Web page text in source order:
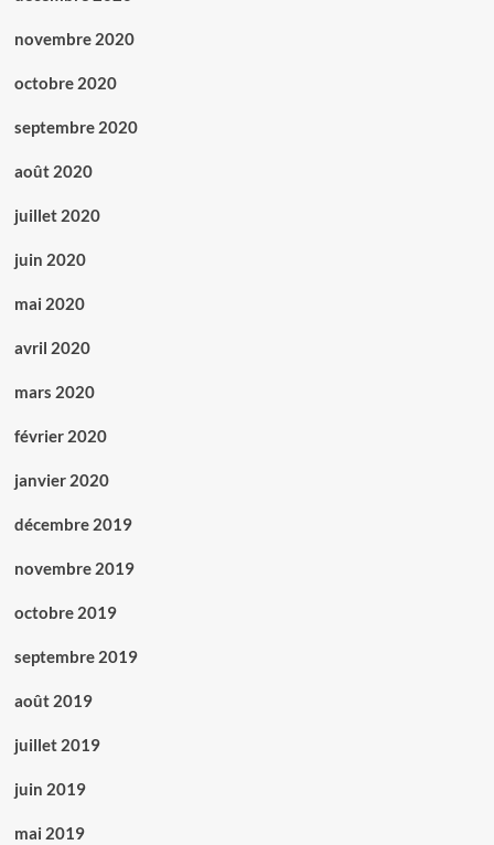
novembre 2020
octobre 2020
septembre 2020
août 2020
juillet 2020
juin 2020
mai 2020
avril 2020
mars 2020
février 2020
janvier 2020
décembre 2019
novembre 2019
octobre 2019
septembre 2019
août 2019
juillet 2019
juin 2019
mai 2019